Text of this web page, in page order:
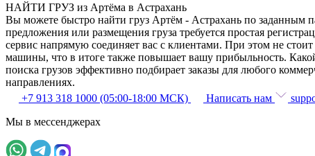
НАЙТИ ГРУЗ из Артёма в Астрахань
Вы можете быстро найти груз Артём - Астрахань по заданным
предложения или размещения груза требуется простая
сервис напрямую соединяет вас с клиентами. При этом не
машины, что в итоге также повышает вашу прибыльность.
поиска грузов эффективно подбирает заказы для любого
направлениях.
+7 913 318 1000 (05:00-18:00 МСК)
Написать нам
Мы в мессенджерах